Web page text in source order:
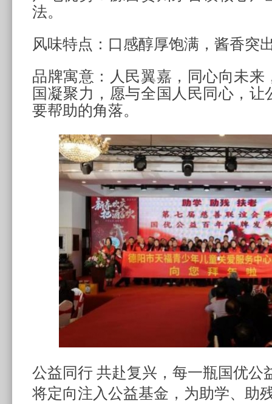
法。
风味特点：口感醇厚饱满，酱香突
品牌寓意：人民翼嘉，同心向未来
国凝聚力，愿与全国人民同心，让
要帮助的角落。
公益同行 共赴复兴，每一瓶国优公
将定向注入公益基金，为助学、助